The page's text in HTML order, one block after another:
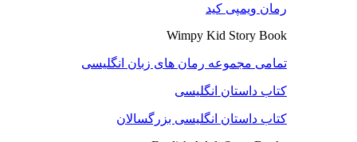
رمان ویمپی کید
Wimpy Kid Story Book
تمامی مجموعه رمان های زبان انگلیسی
کتاب داستان انگلیسی
کتاب داستان انگلیسی بزرگسالان